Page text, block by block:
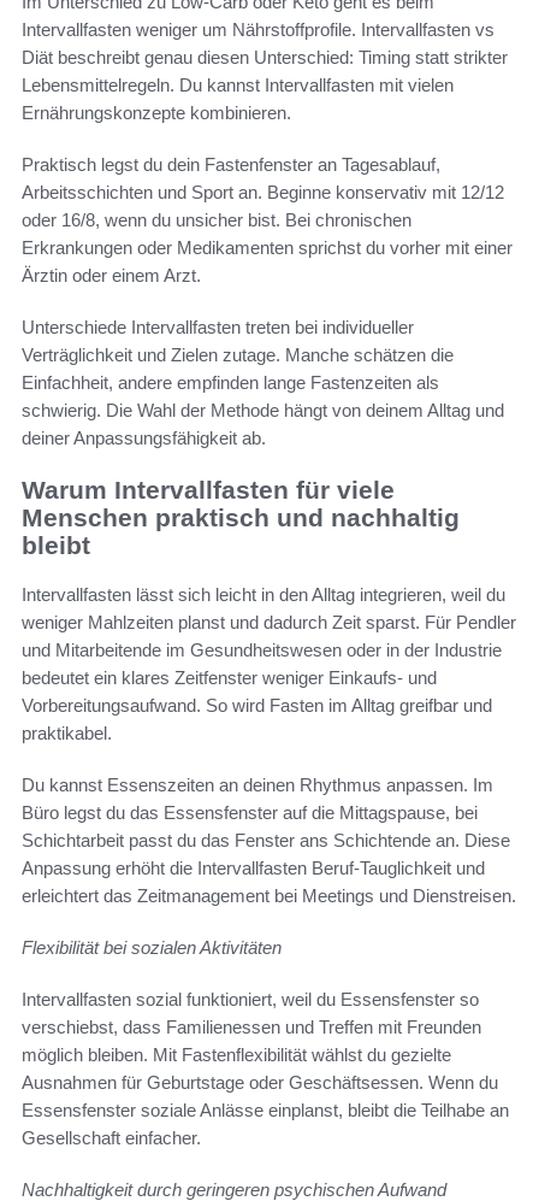
Intervallfasten weniger um Nährstoffprofile. Intervallfasten vs
Diät beschreibt genau diesen Unterschied: Timing statt strikter
Lebensmittelregeln. Du kannst Intervallfasten mit vielen
Ernährungskonzepte kombinieren.
Praktisch legst du dein Fastenfenster an Tagesablauf,
Arbeitsschichten und Sport an. Beginne konservativ mit 12/12
oder 16/8, wenn du unsicher bist. Bei chronischen
Erkrankungen oder Medikamenten sprichst du vorher mit einer
Ärztin oder einem Arzt.
Unterschiede Intervallfasten treten bei individueller
Verträglichkeit und Zielen zutage. Manche schätzen die
Einfachheit, andere empfinden lange Fastenzeiten als
schwierig. Die Wahl der Methode hängt von deinem Alltag und
deiner Anpassungsfähigkeit ab.
Warum Intervallfasten für viele
Menschen praktisch und nachhaltig
bleibt
Intervallfasten lässt sich leicht in den Alltag integrieren, weil du
weniger Mahlzeiten planst und dadurch Zeit sparst. Für Pendler
und Mitarbeitende im Gesundheitswesen oder in der Industrie
bedeutet ein klares Zeitfenster weniger Einkaufs- und
Vorbereitungsaufwand. So wird Fasten im Alltag greifbar und
praktikabel.
Du kannst Essenszeiten an deinen Rhythmus anpassen. Im
Büro legst du das Essensfenster auf die Mittagspause, bei
Schichtarbeit passt du das Fenster ans Schichtende an. Diese
Anpassung erhöht die Intervallfasten Beruf-Tauglichkeit und
erleichtert das Zeitmanagement bei Meetings und Dienstreisen.
Flexibilität bei sozialen Aktivitäten
Intervallfasten sozial funktioniert, weil du Essensfenster so
verschiebst, dass Familienessen und Treffen mit Freunden
möglich bleiben. Mit Fastenflexibilität wählst du gezielte
Ausnahmen für Geburtstage oder Geschäftsessen. Wenn du
Essensfenster soziale Anlässe einplanst, bleibt die Teilhabe an
Gesellschaft einfacher.
Nachhaltigkeit durch geringeren psychischen Aufwand